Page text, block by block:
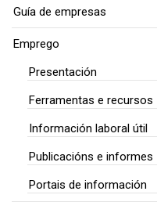
Guía de empresas
Emprego
Presentación
Ferramentas e recursos
Información laboral útil
Publicacións e informes
Portais de información